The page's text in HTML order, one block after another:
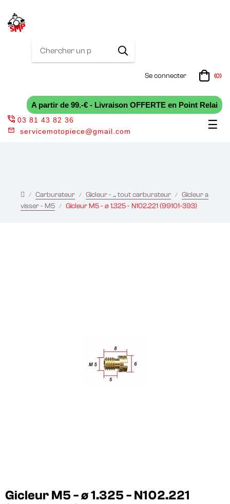
Se connecter (0)
A partir de 99.-€ - Livraison OFFERTE en Point Relai
☰
03 81 43 82 36
servicemotopiece@gmail.com
Carburateur Gicleur - ... tout carburateur
Gicleur a
visser - M5
Gicleur M5 - ø 1.325 - N102.221 (99101-393)
Gicleur M5 - ø 1.325 - N102.221